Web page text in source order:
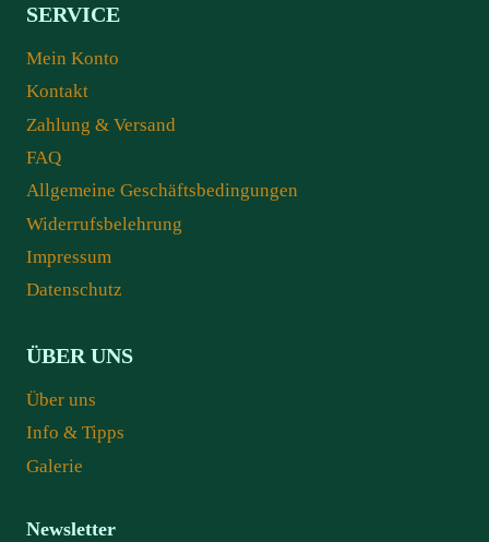
SERVICE
Mein Konto
Kontakt
Zahlung & Versand
FAQ
Allgemeine Geschäftsbedingungen
Widerrufsbelehrung
Impressum
Datenschutz
ÜBER UNS
Über uns
Info & Tipps
Galerie
Newsletter